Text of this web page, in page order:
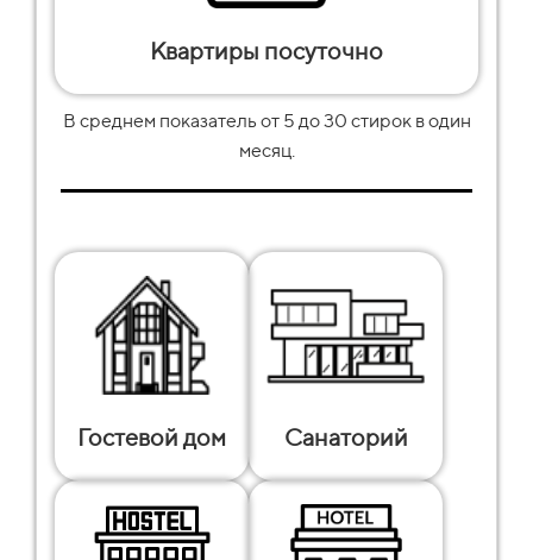
Квартиры посуточно
В среднем показатель от 5 до30 стирок в один
месяц.
Гостевой дом Санаторий